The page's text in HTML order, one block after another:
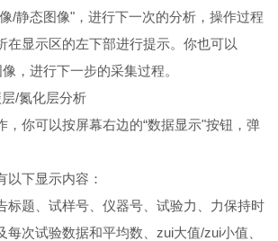
/静态图像"，进行下一次的分析，操作过程
在显示区的左下部进行提示。你也可以
，进行下一步的采集过程。
/氮化层分析
，你可以按屏幕右边的“数据显示"按钮，弹
以下显示内容：
标题、试样号、仪器号、试验力、力保持时
每次试验数据和平均数、zui大值/zui小值、